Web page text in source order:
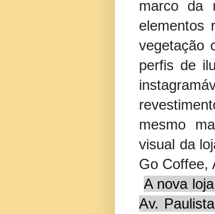
marco da
elementos
vegetação
perfis de
mesmo
visual da
Go Coffee,
A nova
Av.